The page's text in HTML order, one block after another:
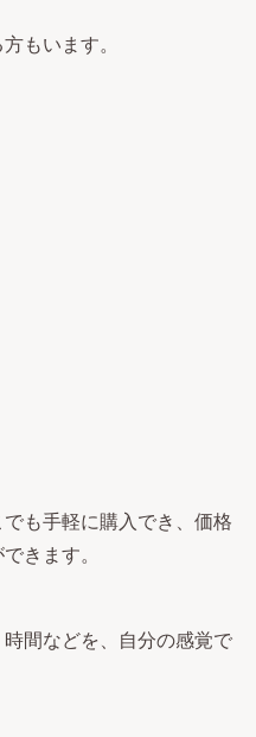
もいます。
も手軽に購入でき、価格
きます。
間などを、自分の感覚で